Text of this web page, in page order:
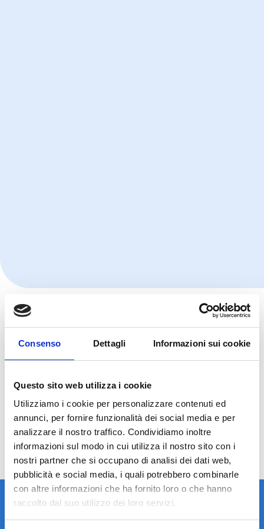
Consenso Dettagli Informazioni sui cookie
Questo sito web utilizza i cookie
Utilizziamo i cookie per personalizzare contenuti ed
annunci, per fornire funzionalità dei social media e per
analizzare il nostro traffico. Condividiamo inoltre
informazioni sul modo in cui utilizza il nostro sito con i
nostri partner che si occupano di analisi dei dati web,
pubblicità e social media, i quali potrebbero combinarle
con altre informazioni che ha fornito loro o che hanno
raccolto dal suo utilizzo dei loro servizi.
Immagine Bscan di un distacco posteriore di vitreo
con evidente separazione della jaloide posteriore